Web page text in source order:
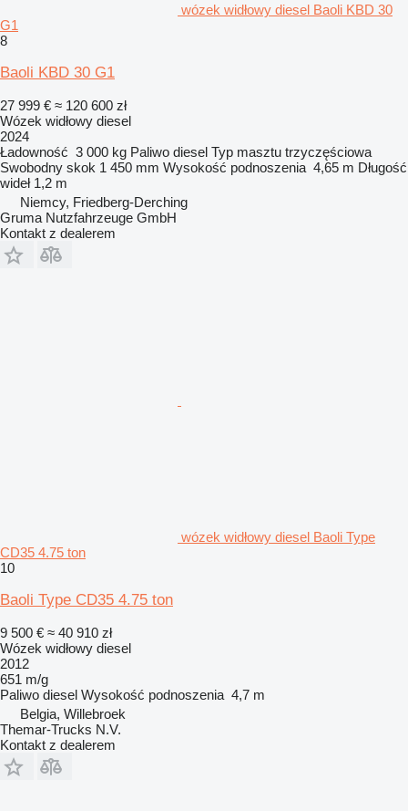
wózek widłowy diesel Baoli KBD 30
G1
8
Baoli KBD 30 G1
27 999 € ≈ 120 600 zł
Wózek widłowy diesel
2024
Ładowność 3 000 kg Paliwo diesel Typ masztu trzyczęściowa
Swobodny skok 1 450 mm Wysokość podnoszenia 4,65 m Długość
wideł 1,2 m
Niemcy, Friedberg-Derching
Gruma Nutzfahrzeuge GmbH
Kontakt z dealerem
wózek widłowy diesel Baoli Type
CD35 4.75 ton
10
Baoli Type CD35 4.75 ton
9 500 € ≈ 40 910 zł
Wózek widłowy diesel
2012
651 m/g
Paliwo diesel Wysokość podnoszenia 4,7 m
Belgia, Willebroek
Themar-Trucks N.V.
Kontakt z dealerem